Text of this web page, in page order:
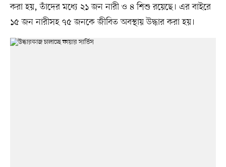
করা হয়, তাঁদের মধ্যে ২১ জন নারী ও ৪ শিশু রয়েছে। এর বাইরে
১৫ জন নারীসহ ৭৫ জনকে জীবিত অবস্থায় উদ্ধার করা হয়।